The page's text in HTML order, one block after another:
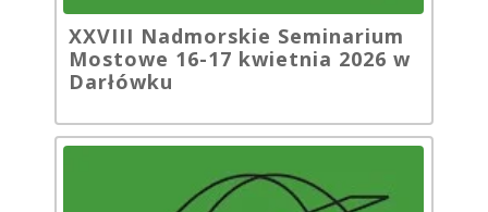
XXVIII Nadmorskie Seminarium
Mostowe 16-17 kwietnia 2026 w
Darłówku